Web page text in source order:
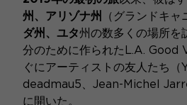
州、アリゾナ州
（グランドキャ
ダ州、ユタ州の数多くの場所を
分のために作られたL.A. Good
ぐにアーティストの友人たち
deadmau5、Jean-Michel
に開いた。